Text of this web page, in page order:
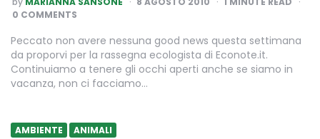
BY
0 COMMENTS
Peccato non avere nessuna good news questa settimana
da proporvi per la rassegna ecologista di Econote.it.
Continuiamo a tenere gli occhi aperti anche se siamo in
vacanza, non ci facciamo…
AMBIENTE ANIMALI